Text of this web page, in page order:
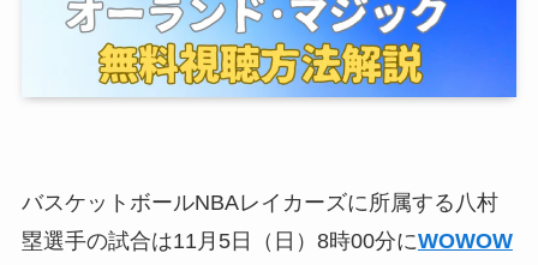
バスケットボールNBAレイカーズに所属する八村
塁選手の試合は11月5日（日）8時00分にWOWOW